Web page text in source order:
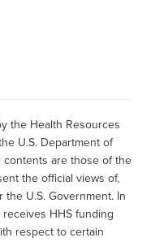
the Health Resources
U.S. Department of
contents are those of the
the official views of,
the U.S. Government. In
HHS funding
respect to certain